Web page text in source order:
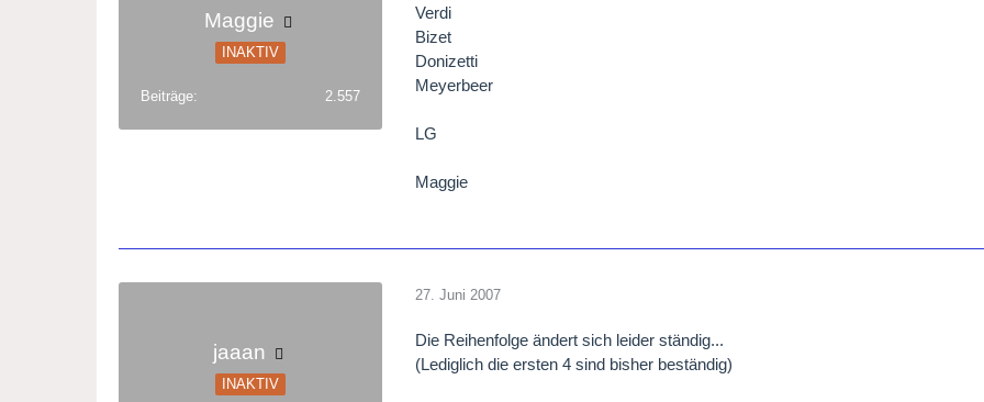
Maggie
INAKTIV
Beiträge 2.557
Verdi
Bizet
Donizetti
Meyerbeer
LG
Maggie
jaaan
INAKTIV
27. Juni 2007
Die Reihenfolge ändert sich leider ständig...
(Lediglich die ersten 4 sind bisher beständig)